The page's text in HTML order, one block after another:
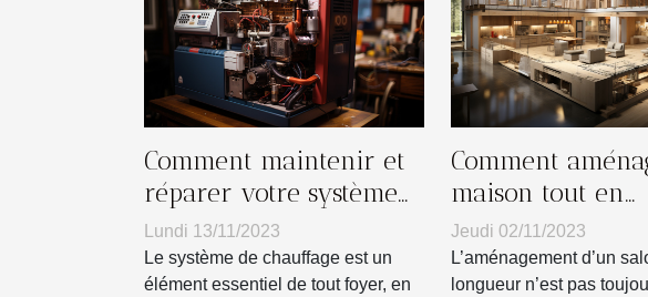
Comment maintenir et
réparer votre système
de chauffage : un guide
Lundi 13/11/2023
Le système de chauffage est un
élément essentiel de tout foyer, en
Comment
maison tout en
longueur ?
Jeudi 02/11/2023
L’aménagement d’un
longueur n’est pas